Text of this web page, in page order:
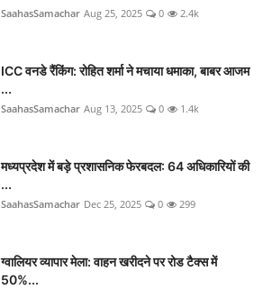
SaahasSamachar Aug 25, 2025 0 2.4k
ICC वनडे रैंकिंग: रोहित शर्मा ने मचाया धमाका, बाबर आजम
...
SaahasSamachar Aug 13, 2025 0 1.4k
मध्यप्रदेश में बड़े प्रशासनिक फेरबदल: 64 अधिकारियों की
...
SaahasSamachar Dec 25, 2025 0 299
ग्वालियर व्यापार मेला: वाहन खरीदने पर रोड टैक्स में
50%...